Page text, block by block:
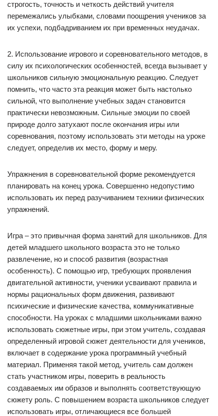
строгость, точность и четкость действий учителя
перемежались улыбками, словами поощрения учеников за
их успехи, подбадриванием их при временных неудачах.
2. Использование игрового и соревновательного методов, в
силу их психологических особенностей, всегда вызывает у
школьников сильную эмоциональную реакцию. Следует
помнить, что часто эта реакция может быть настолько
сильной, что выполнение учебных задач становится
практически невозможным. Сильные эмоции по своей
природе долго затухают после окончания игры или
соревнования, поэтому использовать эти методы на уроке
следует, определив их место, форму и меру.
Упражнения в соревновательной форме рекомендуется
планировать на конец урока. Совершенно недопустимо
использовать их перед разучиванием техники физических
упражнений.
Игра – это привычная форма занятий для школьников. Для
детей младшего школьного возраста это не только
развлечение, но и способ развития (возрастная
особенность). С помощью игр, требующих проявления
двигательной активности, ученики усваивают правила и
нормы рациональных форм движения, развивают
психические и физические качества, коммуникативные
способности. На уроках с младшими школьниками важно
использовать сюжетные игры, при этом учитель, создавая
определенный игровой сюжет деятельности для учеников,
включает в содержание урока программный учебный
материал. Применяя такой метод, учитель сам должен
стать участником игры, поверить в реальность
создаваемых им образов и выполнять соответствующую
сюжету роль. С повышением возраста школьников следует
использовать игры, отличающиеся все большей